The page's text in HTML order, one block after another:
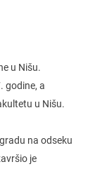
u Nišu.
godine, a
u Nišu.
na odseku
je